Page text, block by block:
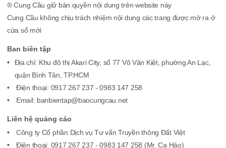
® Cung Cầu giữ bản quyền nội dung trên website này
Cung Cầu không chịu trách nhiệm nội dung các trang được mở ra ở
cửa sổ mới
Ban biên tập
Địa chỉ: Khu đô thị Akari City, số 77 Võ Văn Kiệt, phường An Lạc,
quận Bình Tân, TP.HCM
Điện thoại: 0917 267 237 - 0983 147 258
Email: banbientap@baocungcau.net
Liên hệ quảng cáo
Công ty Cổ phần Dịch vụ Tư vấn Truyền thông Đất Việt
Điện thoại: 0917 267 237 - 0983 147 258 (Mr. Ca Hảo)